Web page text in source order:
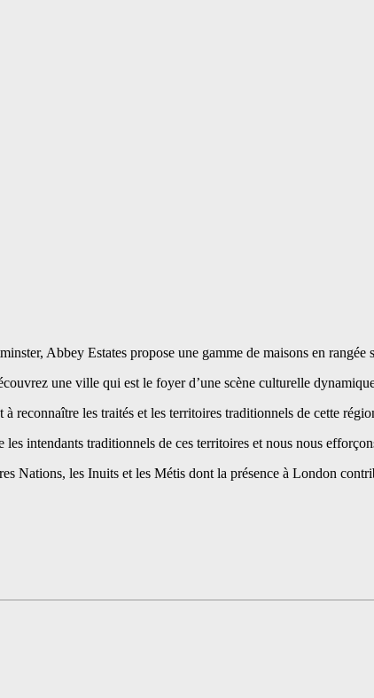
Abbey Estates propose une gamme de maisons en
une ville qui est le foyer d’une scène culturelle
reconnaître les traités et les territoires traditionnels de cette
intendants traditionnels de ces territoires et nous nous
Nations, les Inuits et les Métis dont la présence à London